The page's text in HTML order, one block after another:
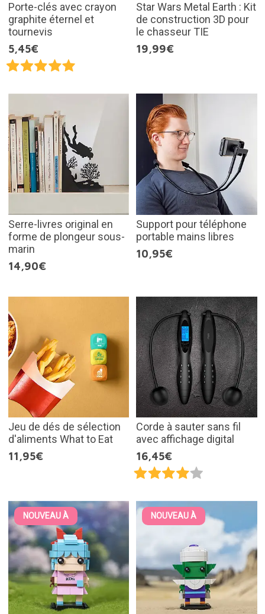
Porte-clés avec crayon
graphite éternel et
tournevis
5,45€
Star Wars Metal Earth : Kit
de construction 3D pour
le chasseur TIE
19,99€
Serre-livres original en
forme de plongeur sous-
marin
14,90€
Support pour téléphone
portable mains libres
10,95€
Jeu de dés de sélection
d'aliments What to Eat
11,95€
Corde à sauter sans fil
avec affichage digital
16,45€
NOUVEAU À NOUVEAU À